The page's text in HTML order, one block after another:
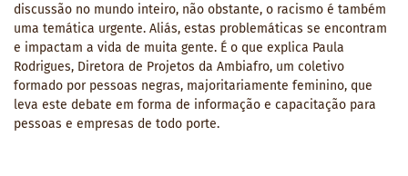
discussão no mundo inteiro, não obstante, o racismo é também
uma temática urgente. Aliás, estas problemáticas se encontram
e impactam a vida de muita gente. É o que explica Paula
Rodrigues, Diretora de Projetos da Ambiafro, um coletivo
formado por pessoas negras, majoritariamente feminino, que
leva este debate em forma de informação e capacitação para
pessoas e empresas de todo porte.